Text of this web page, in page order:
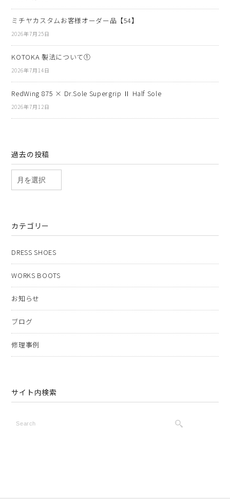
ミチヤカスタムお客様オーダー品【54】
2026年7月25日
KOTOKA 製法について①
2026年7月14日
RedWing 875 × Dr.Sole Supergrip Ⅱ Half Sole
2026年7月12日
過去の投稿
カテゴリー
DRESS SHOES
WORKS BOOTS
お知らせ
ブログ
修理事例
サイト内検索